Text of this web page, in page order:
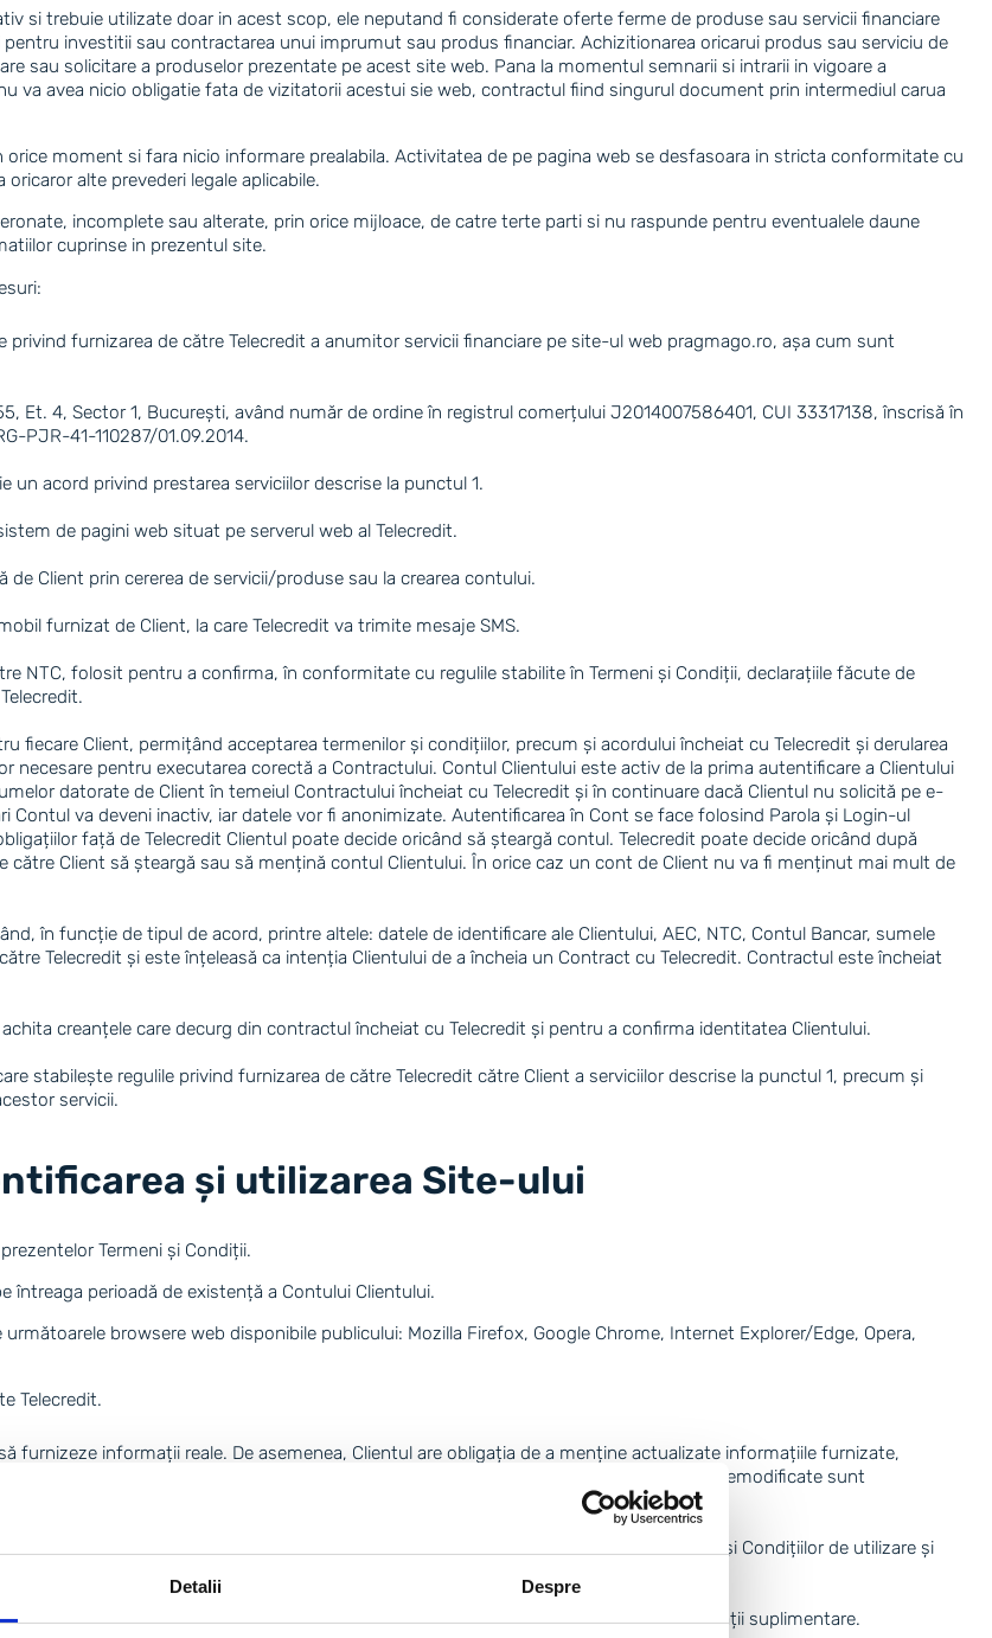
Detalii Despre
si trebuie utilizate doar in acest scop, ele neputand fi considerate oferte ferme de produse sau servicii financiare
investitii sau contractarea unui imprumut sau produs financiar. Achizitionarea oricarui produs sau serviciu de
sau solicitare a produselor prezentate pe acest site web. Pana la momentul semnarii si intrarii in vigoare a
va avea nicio obligatie fata de vizitatorii acestui sie web, contractul fiind singurul document prin intermediul carua
moment si fara nicio informare prealabila. Activitatea de pe pagina web se desfasoara in stricta conformitate cu
alte prevederi legale aplicabile.
incomplete sau alterate, prin orice mijloace, de catre terte parti si nu raspunde pentru eventualele daune
cuprinse in prezentul site.
furnizarea de către Telecredit a anumitor servicii financiare pe site-ul web pragmago.ro, așa cum sunt
Et. 4, Sector 1, București, având număr de ordine în registrul comerțului J2014007586401, CUI 33317138, înscrisă în
PJR-41-110287/01.09.2014.
un acord privind prestarea serviciilor descrise la punctul 1.
de pagini web situat pe serverul web al Telecredit.
de Client prin cererea de servicii/produse sau la crearea contului.
furnizat de Client, la care Telecredit va trimite mesaje SMS.
NTC, folosit pentru a confirma, în conformitate cu regulile stabilite în Termeni și Condiții, declarațiile făcute de
fiecare Client, permițând acceptarea termenilor și condițiilor, precum și acordului încheiat cu Telecredit și derularea
pentru executarea corectă a Contractului. Contul Clientului este activ de la prima autentificare a Clientului
datorate de Client în temeiul Contractului încheiat cu Telecredit și în continuare dacă Clientul nu solicită pe e-
va deveni inactiv, iar datele vor fi anonimizate. Autentificarea în Cont se face folosind Parola și Login-ul
față de Telecredit Clientul poate decide oricând să șteargă contul. Telecredit poate decide oricând după
către Client să șteargă sau să mențină contul Clientului. În orice caz un cont de Client nu va fi menținut mai mult de
în funcție de tipul de acord, printre altele: datele de identificare ale Clientului, AEC, NTC, Contul Bancar, sumele
Telecredit și este înțeleasă ca intenția Clientului de a încheia un Contract cu Telecredit. Contractul este încheiat
creanțele care decurg din contractul încheiat cu Telecredit și pentru a confirma identitatea Clientului.
stabilește regulile privind furnizarea de către Telecredit către Client a serviciilor descrise la punctul 1, precum și
servicii.
și utilizarea Site-ului
Termeni și Condiții.
întreaga perioadă de existență a Contului Clientului.
browsere web disponibile publicului: Mozilla Firefox, Google Chrome, Internet Explorer/Edge, Opera,
Telecredit.
furnizeze informații reale. De asemenea, Clientul are obligația de a menține actualizate informațiile furnizate,
date care sunt modificate. In absenta unei astfel de comunicari datele furnizate si nemodificate sunt
Clientului este completarea Cererii, acceptarea conținutului Cererii și a Termenilor și Condițiilor de utilizare și
Contractului Telecredit poate solicita Clientului să transmită/furnizeze informații suplimentare.